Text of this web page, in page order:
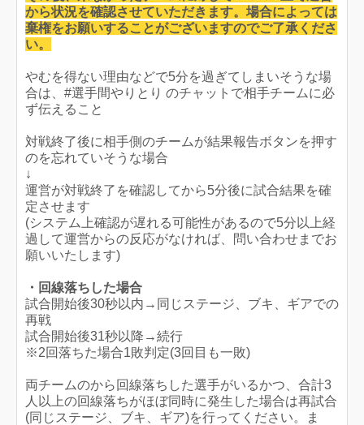
から状況を確認させていただきます。場合によっては
棄権をお願いすることがございますのでご了承くださ
い。
やむを得ない理由などで5分を過ぎてしまいそうな場
合は、#選手間やりとり のチャットで相手チームに必
ず伝えること
対戦終了後に相手側のチームが結果報告ボタンを押す
のを忘れていそうな場合
↓
運営が対戦終了を確認してから5分後に試合結果を確
定させます
(システム上確認が遅れる可能性があるので5分以上経
過して運営からの反応がなければ、問い合わせまでお
願いいたします)
・回線落ちした場合
試合開始後30秒以内→同じステージ、ブキ、ギアでの
再戦
試合開始後31秒以降→続行
※2回落ちた場合1敗判定(3回目も一敗)
両チームのから回線落ちした選手がいるかつ、合計3
人以上の回線落ちがほぼ同時に発生した場合は再試合
(同じステージ、ブキ、ギア)を行ってください。ま